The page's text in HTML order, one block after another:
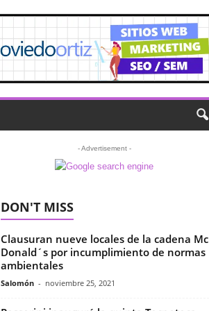
- Advertisement -
DON'T MISS
Clausuran nueve locales de la cadena Mc
Donald´s por incumplimiento de normas
ambientales
Salomón - noviembre 25, 2021